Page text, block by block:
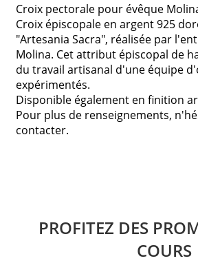
Croix pectorale pour évêque
Croix épiscopale en argent 925
"Artesania Sacra", réalisée par
Molina. Cet attribut épiscopal de
du travail artisanal d'une équipe
expérimentés.
Disponible également en finition
Pour plus de renseignements,
contacter.
PROFITEZ DES
COURS